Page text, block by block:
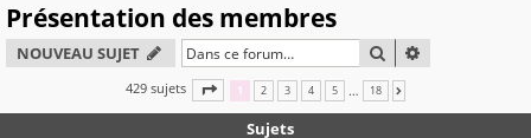
Présentation des membres
NOUVEAU SUJET RECHERCHER
429 sujets PAGE SUR 18
1 2 3 4 5 … 18
Sujets